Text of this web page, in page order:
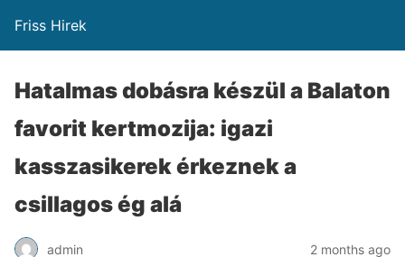
Friss Hirek
Hatalmas dobásra készül a Balaton
favorit kertmozija: igazi
kasszasikerek érkeznek a
csillagos ég alá
admin 2 months ago